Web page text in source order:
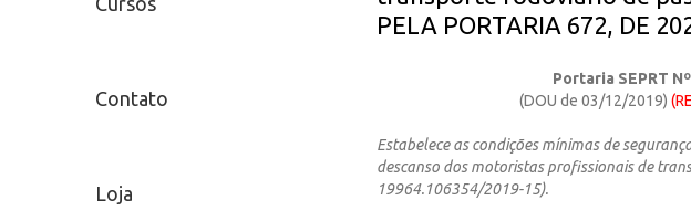
Contato
Loja
PELA PORTARIA 672, DE
Portaria SEPRT
(DOU de 03/12/2019)
Estabelece as condições mínimas de
descanso dos motoristas profissionais de
19964.106354/2019-15).